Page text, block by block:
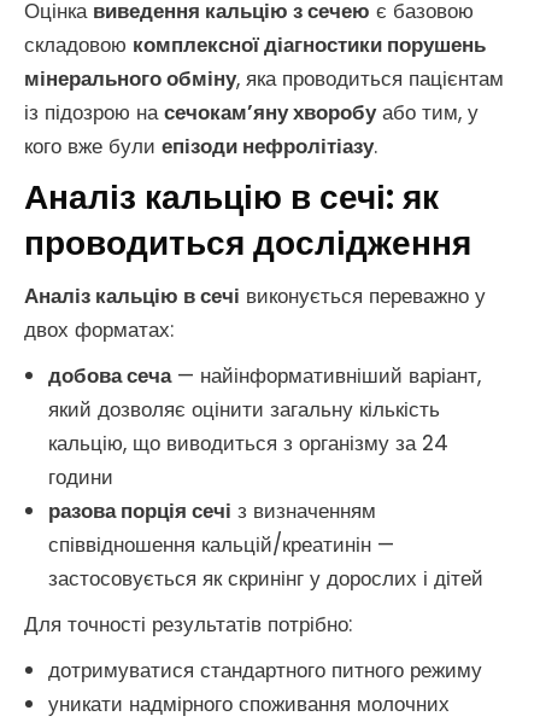
Оцінка виведення кальцію з сечею є базовою
складовою комплексної діагностики порушень
мінерального обміну, яка проводиться пацієнтам
із підозрою насечокам’яну хворобуабо тим, у
кого вже були епізоди нефролітіазу.
Аналіз кальцію в сечі: як
проводиться дослідження
Аналіз кальцію в сечі виконується переважно у
двох форматах:
добова сеча— найінформативніший варіант,
який дозволяє оцінити загальну кількість
кальцію, що виводиться з організму за 24
години
разова порція сечі з визначенням
співвідношення кальцій/креатинін —
застосовується як скринінг у дорослих і дітей
Для точності результатів потрібно:
дотримуватися стандартного питного режиму
уникати надмірного споживання молочних